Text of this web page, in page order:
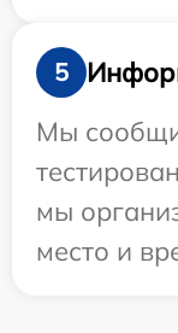
5
Мы
мы
место и